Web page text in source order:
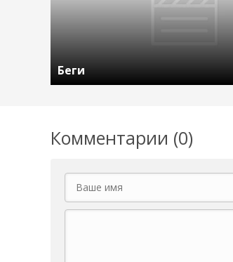
Беги
Комментарии (0)